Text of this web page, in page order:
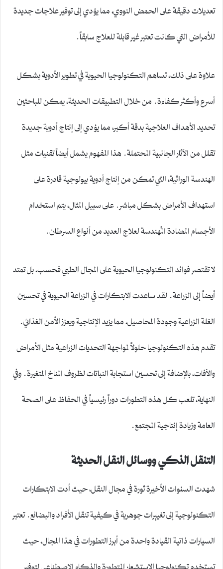
تعديلات دقيقة على الحمض النووي، مما يؤدي إلى توفير علاجات جديدة
للأمراض التي كانت تعتبر غير قابلة للعلاج سابقاً.
علاوة على ذلك، تساهم التكنولوجيا الحيوية في تطوير الأدوية بشكل
أسرع وأكثر كفاءة. من خلال التطبيقات الحديثة، يمكن للباحثين
تحديد الأهداف العلاجية بدقة أكبر، مما يؤدي إلى إنتاج أدوية جديدة
تقلل من الآثار الجانبية المحتملة. هذا المفهوم يشمل أيضاً تقنيات مثل
الهندسة الوراثية، التي تمكن من إنتاج أدوية بيولوجية قادرة على
استهداف الأمراض بشكل مباشر. على سبيل المثال، يتم استخدام
الأجسام المضادة المُهندسة لعلاج العديد من أنواع السرطان.
لا تقتصر فوائد التكنولوجيا الحيوية على المجال الطبي فحسب، بل تمتد
أيضاً إلى الزراعة. لقد ساعدت الابتكارات في الزراعة الحيوية في تحسين
الغلة الزراعية وجودة المحاصيل، مما يزيد الإنتاجية ويعزز الأمن الغذائي.
تقدم هذه التكنولوجيا حلولاً لمواجهة التحديات الزراعية مثل الأمراض
والآفات، بالإضافة إلى تحسين استجابة النباتات لظروف المناخ المتغيرة. وفي
النهاية، تلعب كل هذه التطورات دوراً رئيسياً في الحفاظ على الصحة
العامة وزيادة إنتاجية المجتمع.
التنقل الذكي ووسائل النقل الحديثة
شهدت السنوات الأخيرة ثورة في مجال النقل، حيث أدت الابتكارات
التكنولوجية إلى تغييرات جوهرية في كيفية تنقل الأفراد والبضائع. تعتبر
السيارات ذاتية القيادة واحدة من أبرز التطورات في هذا المجال، حيث